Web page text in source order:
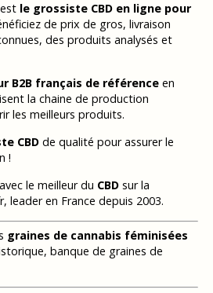
le grossiste CBD en ligne pour
de prix de gros, livraison
des produits analysés et
B2B français de référenceen
la chaine de production
les meilleurs produits.
CBDde qualité pour assurer le
!
le meilleur du CBDsur la
leader en France depuis 2003.
graines de cannabis féminisées
banque de graines de